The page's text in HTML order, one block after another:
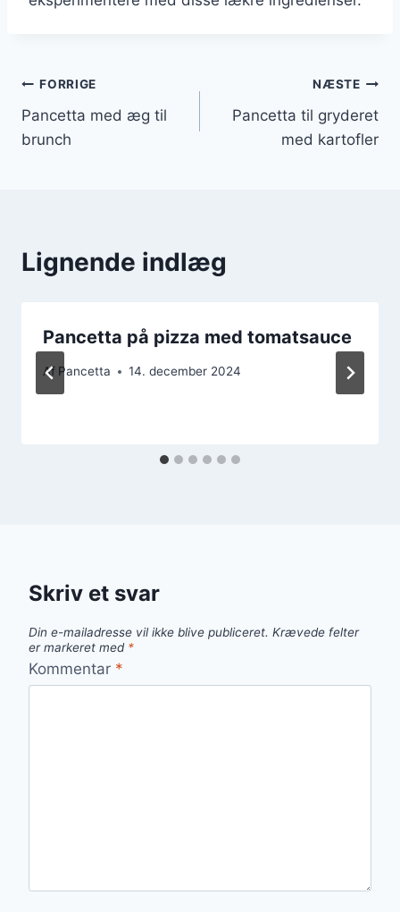
Indlægsnavigation
FORRIGE
Pancetta med æg til
brunch
NÆSTE
Pancetta til gryderet
med kartofler
Lignende indlæg
Pancetta på pizza med tomatsauce
Af Pancetta 14. december 2024
Skriv et svar
Din e-mailadresse vil ikke blive publiceret. Krævede felter
er markeret med *
Kommentar *